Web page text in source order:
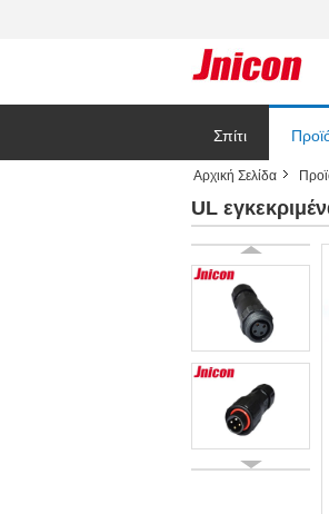
Σπίτι
Αρχική Σελίδα
UL